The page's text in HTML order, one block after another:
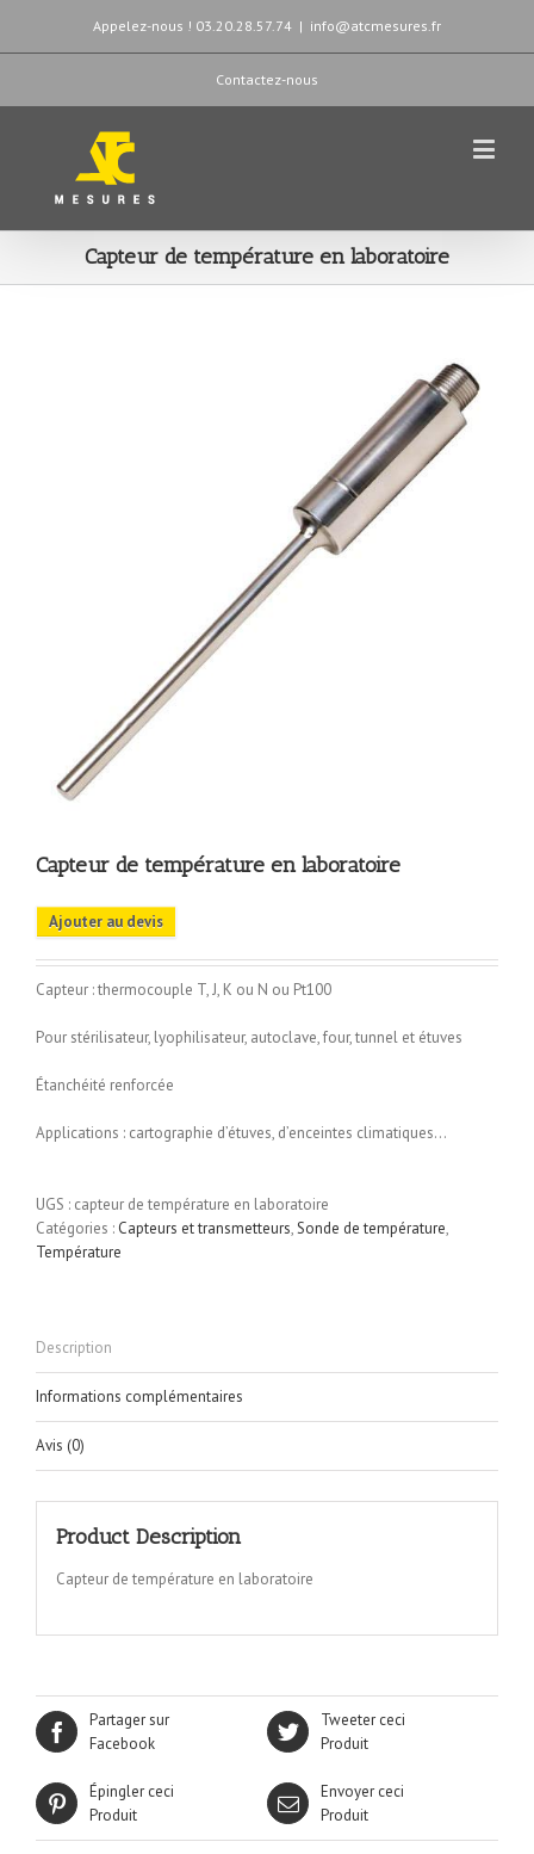
Appelez-nous ! 03.20.28.57.74 | info@atcmesures.fr
Contactez-nous
Capteur de température en laboratoire
Capteur de température en laboratoire
Ajouter au devis
Capteur : thermocouple T, J, K ou N ou Pt100
Pour stérilisateur, lyophilisateur, autoclave, four, tunnel et étuves
Étanchéité renforcée
Applications : cartographie d’étuves, d’enceintes climatiques…
UGS : capteur de température en laboratoire
Catégories : Capteurs et transmetteurs,Sonde de température,
Température
Description
Informations complémentaires
Avis (0)
Product Description
Capteur de température en laboratoire
Partager sur
Facebook
Tweeter ceci
Produit
Épingler ceci
Produit
Envoyer ceci
Produit